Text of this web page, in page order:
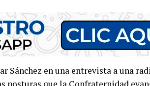
Sánchez en una entrevista a una